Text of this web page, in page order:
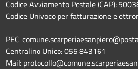
Codice Avviamento Postale (CAP):
Codice Univoco per fatturazione
PEC:
Centralino Unico: 055 843161
Mail: